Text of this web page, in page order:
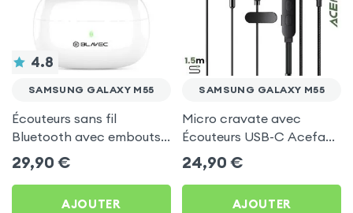
4.8
SAMSUNG GALAXY M55
Écouteurs sans fil
Bluetooth avec embouts
intra-auriculaires - Blanc
pour Samsung Galaxy
M55
29,90 €
AJOUTER
SAMSUNG GALAXY M55
Micro cravate avec
Écouteurs USB-C Acefast
Noir pour Samsung
Galaxy M55
24,90 €
AJOUTER